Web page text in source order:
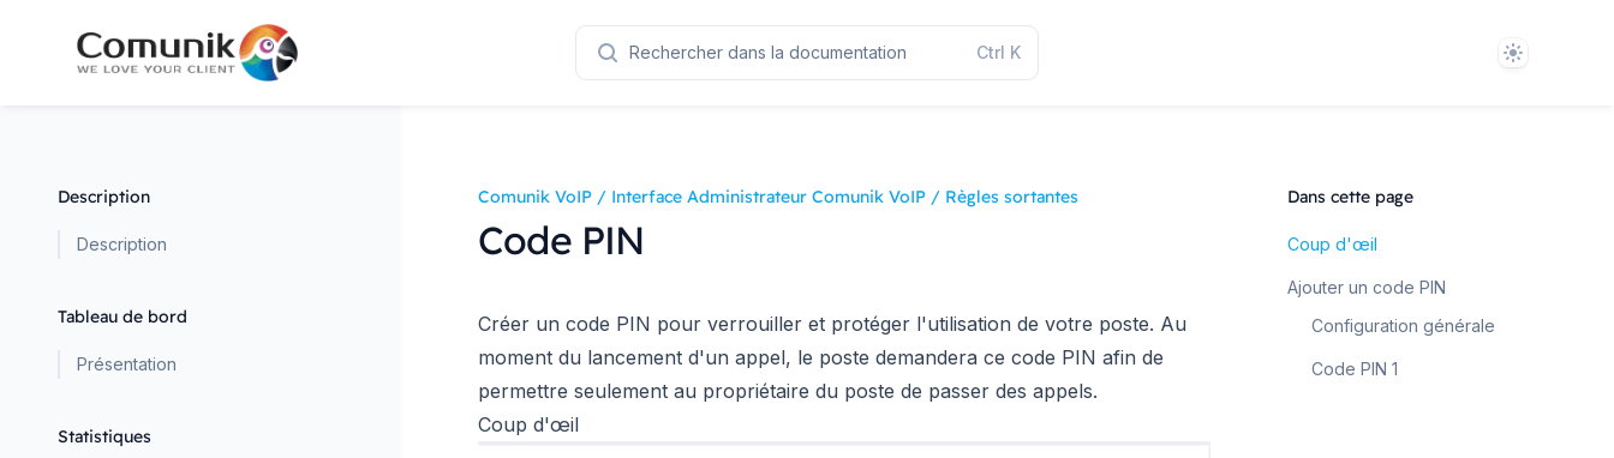
Rechercher dans la documentation Ctrl K Theme
Description
Description
Tableau de bord
Présentation
Statistiques
Comunik VoIP / Interface Administrateur Comunik VoIP / Règles sortantes
Code PIN
Créer un code PIN pour verrouiller et protéger l'utilisation de votre poste. Au
moment du lancement d'un appel, le poste demandera ce code PIN afin de
permettre seulement au propriétaire du poste de passer des appels.
Coup d'œil
Dans cette page
Coup d'œil
Ajouter un code PIN
Configuration générale
Code PIN 1